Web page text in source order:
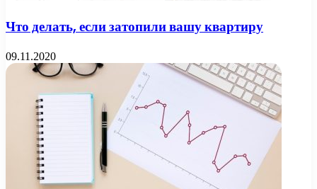
Что делать, если затопили вашу квартиру
09.11.2020